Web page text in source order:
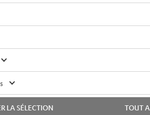
ce que vous TOUT
LA SÉLECTION